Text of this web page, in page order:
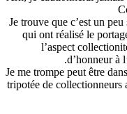
Je trouve que c’est un
qui ont réalisé le
l’aspect
d’honneur à
.
Je me trompe peut être
tripotée de collectionneurs